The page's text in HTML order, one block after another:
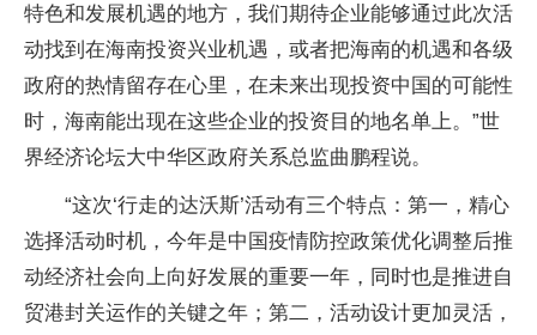
特色和发展机遇的地方，我们期待企业能够通过此次活
动找到在海南投资兴业机遇，或者把海南的机遇和各级
政府的热情留存在心里，在未来出现投资中国的可能性
时，海南能出现在这些企业的投资目的地名单上。”世
界经济论坛大中华区政府关系总监曲鹏程说。
“这次‘行走的达沃斯’活动有三个特点：第一，精心
选择活动时机，今年是中国疫情防控政策优化调整后推
动经济社会向上向好发展的重要一年，同时也是推进自
贸港封关运作的关键之年；第二，活动设计更加灵活，